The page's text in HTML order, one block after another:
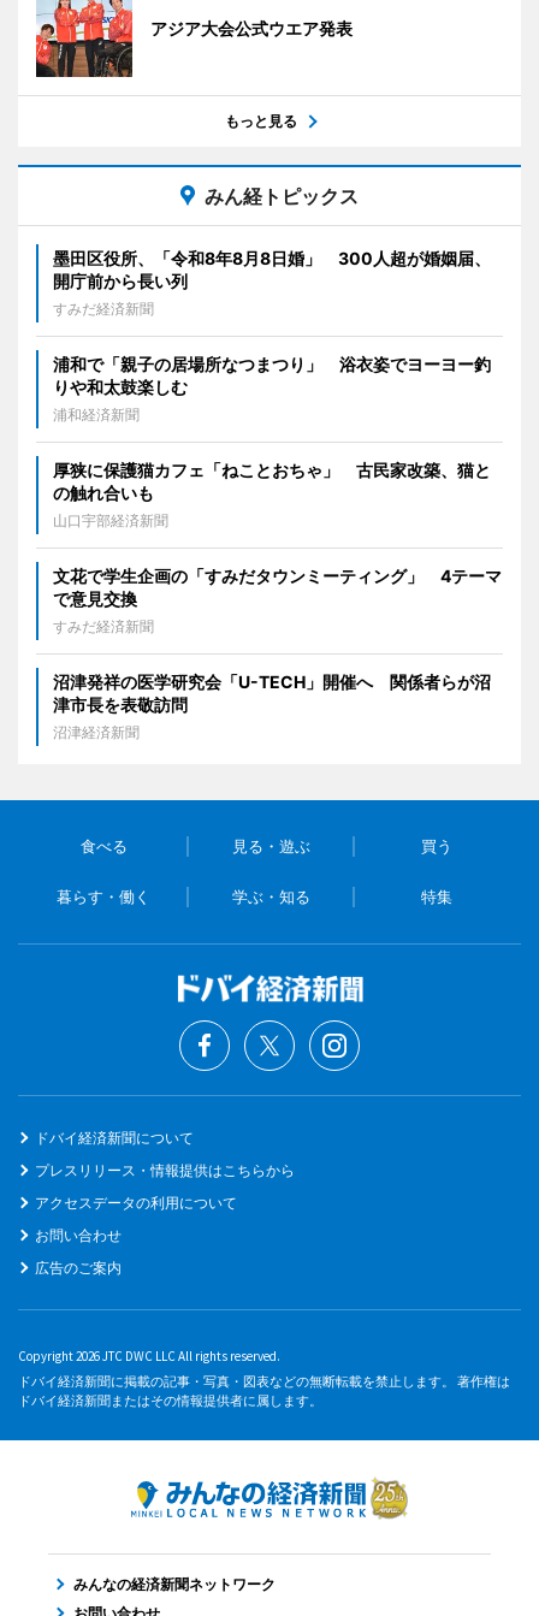
アジア大会公式ウエア発表
もっと見る
みん経トピックス
墨田区役所、「令和8年8月8日婚」 300人超が婚姻届、
開庁前から長い列
すみだ経済新聞
浦和で「親子の居場所なつまつり」 浴衣姿でヨーヨー釣
りや和太鼓楽しむ
浦和経済新聞
厚狭に保護猫カフェ「ねことおちゃ」 古民家改築、猫と
の触れ合いも
山口宇部経済新聞
文花で学生企画の「すみだタウンミーティング」 4テーマ
で意見交換
すみだ経済新聞
沼津発祥の医学研究会「U-TECH」開催へ 関係者らが沼
津市長を表敬訪問
沼津経済新聞
食べる 見る・遊ぶ 買う
暮らす・働く 学ぶ・知る 特集
ドバイ経済新聞について
プレスリリース・情報提供はこちらから
アクセスデータの利用について
お問い合わせ
広告のご案内
Copyright 2026 JTC DWC LLC All rights reserved.
ドバイ経済新聞に掲載の記事・写真・図表などの無断転載を禁止します。 著作権は
ドバイ経済新聞またはその情報提供者に属します。
みんなの経済新聞ネットワーク
お問い合わせ